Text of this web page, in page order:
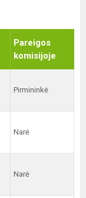
Pareigos
komisijoje
Pirmininkė
Narė
Narė